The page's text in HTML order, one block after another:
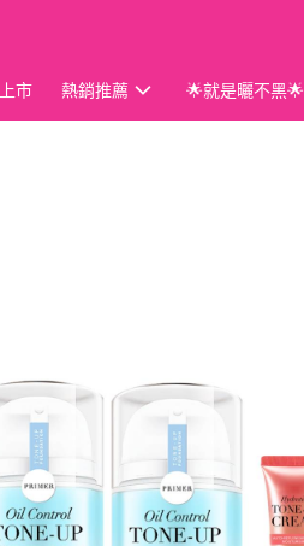
市 熱銷推薦 🌟就是曬不黑🌟